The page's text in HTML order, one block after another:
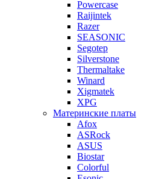
Powercase
Raijintek
Razer
SEASONIC
Segotep
Silverstone
Thermaltake
Winard
Xigmatek
XPG
Материнские платы
Afox
ASRock
ASUS
Biostar
Colorful